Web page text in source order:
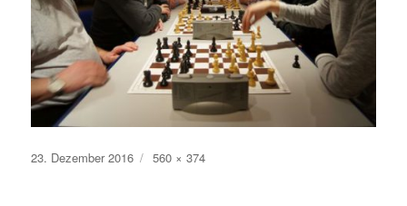
Veröffentlicht
23. Dezember 2016 Volle
560 × 374